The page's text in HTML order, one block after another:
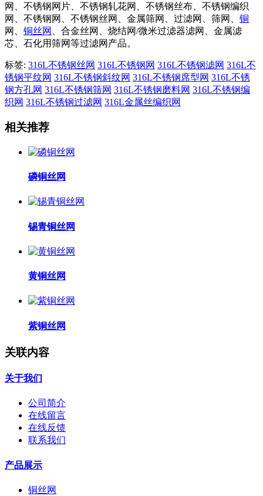
网、不锈钢网片、不锈钢轧花网、不锈钢丝布、不锈钢编织
网、不锈钢网、不锈钢丝网、金属筛网、过滤网、筛网、 铜
网、 铜丝网
、合金丝网、烧结网/微米过滤器滤网、金属滤
芯、石化用筛网等过滤网产品。
标签: 316L不锈钢丝网 316L不锈钢网 316L不锈钢滤网 316L不
锈钢平纹网 316L不锈钢斜纹网 316L不锈钢席型网 316L不锈
钢方孔网 316L不锈钢筛网 316L不锈钢磨料网 316L不锈钢编
织网 316L不锈钢过滤网 316L金属丝编织网
相关推荐
磷铜丝网
锡青铜丝网
黄铜丝网
紫铜丝网
关联内容
关于我们
公司简介
在线留言
在线反馈
联系我们
产品展示
铜丝网